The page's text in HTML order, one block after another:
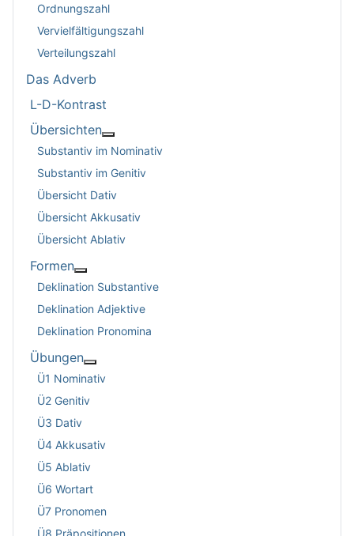
Ordnungszahl
Vervielfältigungszahl
Verteilungszahl
Das Adverb
L-D-Kontrast
Übersichten
Substantiv im Nominativ
Substantiv im Genitiv
Übersicht Dativ
Übersicht Akkusativ
Übersicht Ablativ
Formen
Deklination Substantive
Deklination Adjektive
Deklination Pronomina
Übungen
Ü1 Nominativ
Ü2 Genitiv
Ü3 Dativ
Ü4 Akkusativ
Ü5 Ablativ
Ü6 Wortart
Ü7 Pronomen
Ü8 Präpositionen